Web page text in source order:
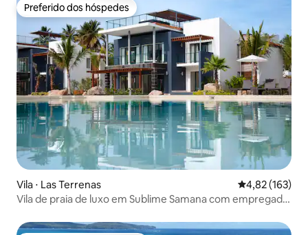
Preferido dos hóspedes
Preferido dos hóspedes
Vila ⋅ Las Terrenas 4,82 de uma
4,82 (163)
Vila de praia de luxo em Sublime Samana com empregada